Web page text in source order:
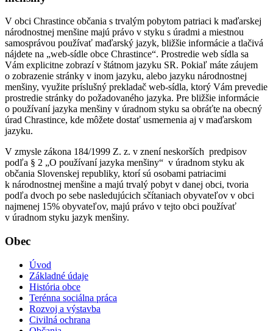
V obci Chrastince občania s trvalým pobytom patriaci k maďarskej
národnostnej menšine majú právo v styku s úradmi a miestnou
samosprávou používať maďarský jazyk, bližšie informácie a tlačivá
nájdete na „web-sídle obce Chrastince“. Prostredie web sídla sa
Vám explicitne zobrazí v štátnom jazyku SR. Pokiaľ máte záujem
o zobrazenie stránky v inom jazyku, alebo jazyku národnostnej
menšiny, využite príslušný prekladač web-sídla, ktorý Vám prevedie
prostredie stránky do požadovaného jazyka. Pre bližšie informácie
o používaní jazyka menšiny v úradnom styku sa obráťte na obecný
úrad Chrastince, kde môžete dostať usmernenia aj v maďarskom
jazyku.
V zmysle zákona 184/1999 Z. z. v znení neskorších predpisov
podľa § 2 „O používaní jazyka menšiny“ v úradnom styku ak
občania Slovenskej republiky, ktorí sú osobami patriacimi
k národnostnej menšine a majú trvalý pobyt v danej obci, tvoria
podľa dvoch po sebe nasledujúcich sčítaniach obyvateľov v obci
najmenej 15% obyvateľov, majú právo v tejto obci používať
v úradnom styku jazyk menšiny.
Obec
Úvod
Základné údaje
História obce
Terénna sociálna práca
Rozvoj a výstavba
Civilná ochrana